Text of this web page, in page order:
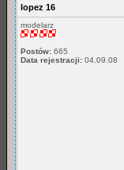
lopez 16
modelarz
Postów: 665
Data rejestracji: 04.09.08